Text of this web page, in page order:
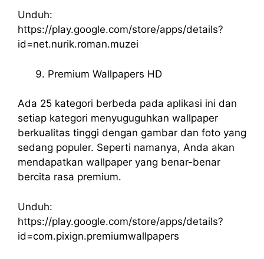
Unduh:
https://play.google.com/store/apps/details?
id=net.nurik.roman.muzei
Premium Wallpapers HD
Ada 25 kategori berbeda pada aplikasi ini dan
setiap kategori menyuguguhkan wallpaper
berkualitas tinggi dengan gambar dan foto yang
sedang populer. Seperti namanya, Anda akan
mendapatkan wallpaper yang benar-benar
bercita rasa premium.
Unduh:
https://play.google.com/store/apps/details?
id=com.pixign.premiumwallpapers